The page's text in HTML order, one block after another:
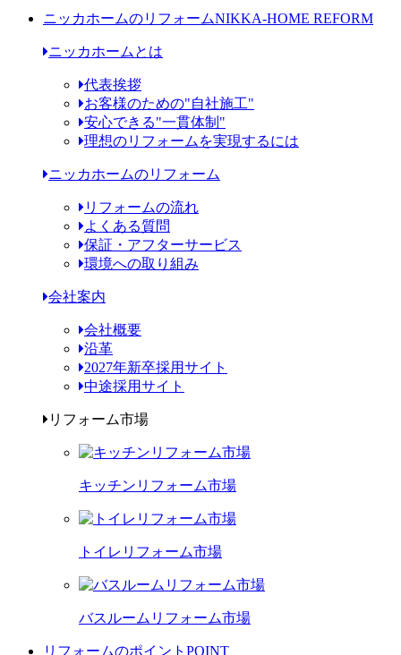
ニッカホームのリフォームNIKKA-HOME REFORM
ニッカホームとは
代表挨拶
お客様のための"自社施工"
安心できる"一貫体制"
理想のリフォームを実現するには
ニッカホームのリフォーム
リフォームの流れ
よくある質問
保証・アフターサービス
環境への取り組み
会社案内
会社概要
沿革
2027年新卒採用サイト
中途採用サイト
リフォーム市場
キッチンリフォーム市場
トイレリフォーム市場
バスルームリフォーム市場
リフォームのポイント POINT